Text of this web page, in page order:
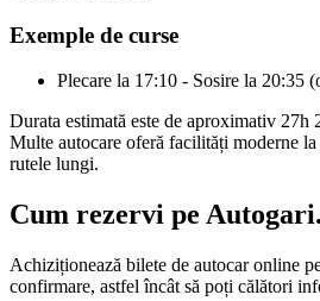
Exemple de curse
Plecare la 17:10 - Sosire la 20:35
Durata estimată este de aproximativ
Multe autocare oferă facilități moderne
rutele lungi.
Cum rezervi pe
Achiziționează bilete de autocar online
confirmare, astfel încât să poți călători